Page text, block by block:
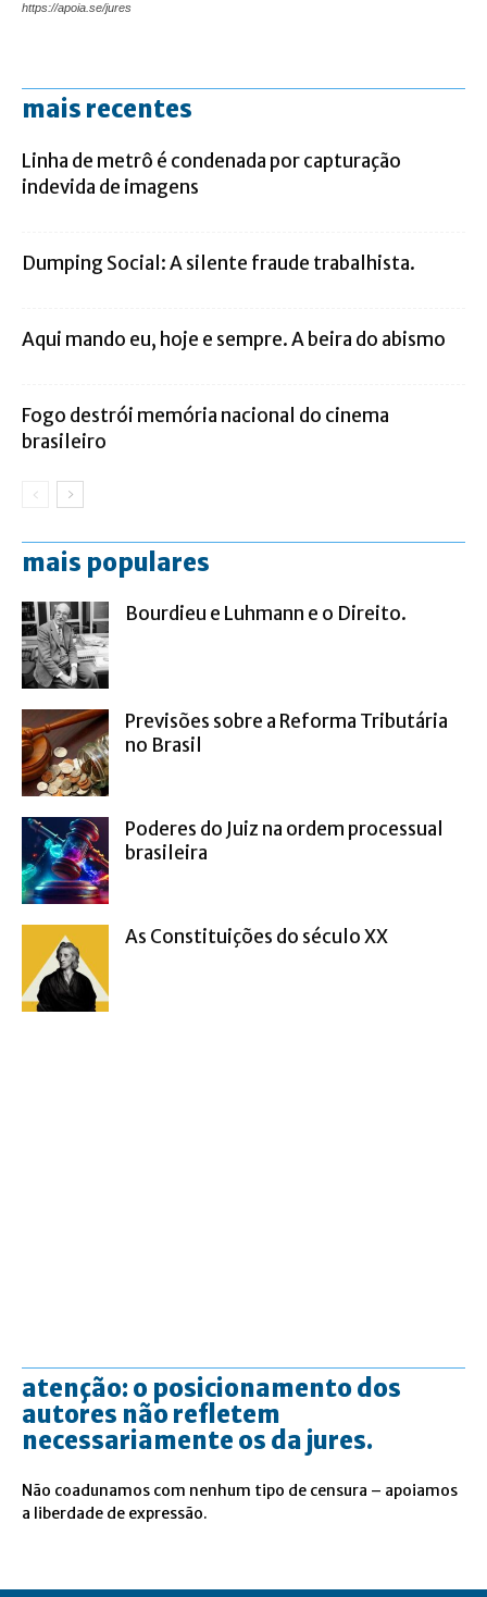
https://apoia.se/jures
mais recentes
Linha de metrô é condenada por capturação
indevida de imagens
Dumping Social: A silente fraude trabalhista.
Aqui mando eu, hoje e sempre. A beira do abismo
Fogo destrói memória nacional do cinema
brasileiro
mais populares
Bourdieu e Luhmann e o Direito.
Previsões sobre a Reforma Tributária
no Brasil
Poderes do Juiz na ordem processual
brasileira
As Constituições do século XX
atenção: o posicionamento dos
autores não refletem
necessariamente os da jures.
Não coadunamos com nenhum tipo de censura – apoiamos
a liberdade de expressão.